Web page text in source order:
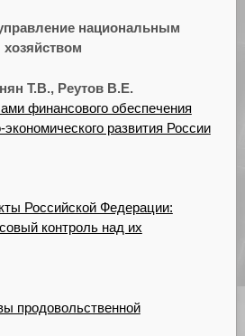
национальным
хозяйством
Т.В., Реутов В.Е.
финансового обеспечения
развития России
Российской Федерации:
контроль над их
продовольственной